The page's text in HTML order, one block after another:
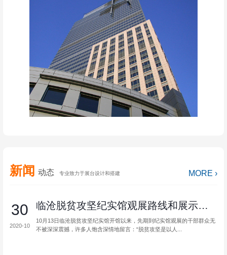
新闻 动态 专业致力于展台设计和搭建 MORE ›
30
2020-10
临沧脱贫攻坚纪实馆观展路线和展示内容
10月13日临沧脱贫攻坚纪实馆开馆以来，先期到纪实馆观展的干部群众无
不被深深震撼，许多人饱含深情地留言：“脱贫攻坚是以人...